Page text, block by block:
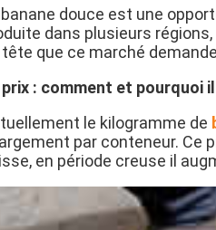
douce est une
dans plusieurs
tête que ce marché
prix : comment et pourquoi
le kilogramme de
par conteneur. Ce
en période creuse il